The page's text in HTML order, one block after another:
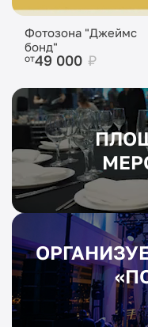
Фотозона "Джеймс
бонд"
от49 000 ₽